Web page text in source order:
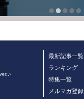
最新記事一覧
ランキング
特集一覧
メルマガ登録